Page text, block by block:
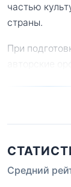
частью
страны.
При
Средний